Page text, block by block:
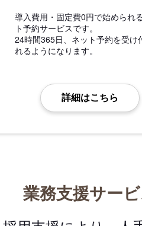
導入費用・固定費0円で始められ
ト予約サービスです。
24時間365日、ネット予約を受け
れるようになります。
詳細はこちら
業務支援サー